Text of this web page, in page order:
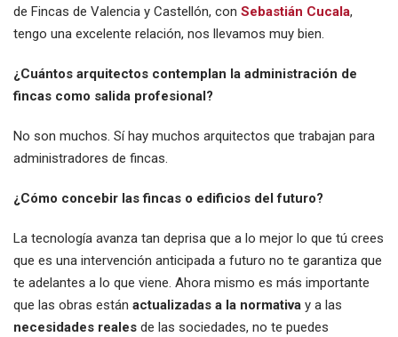
de Fincas de Valencia y Castellón, con Sebastián Cucala,
tengo una excelente relación, nos llevamos muy bien.
¿Cuántos arquitectos contemplan la administración de
fincas como salida profesional?
No son muchos. Sí hay muchos arquitectos que trabajan para
administradores de fincas.
¿Cómo concebir las fincas o edificios del futuro?
La tecnología avanza tan deprisa que a lo mejor lo que tú crees
que es una intervención anticipada a futuro no te garantiza que
te adelantes a lo que viene. Ahora mismo es más importante
que las obras están actualizadas a la normativa y a las
necesidades reales de las sociedades, no te puedes